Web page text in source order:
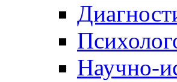
Научно-